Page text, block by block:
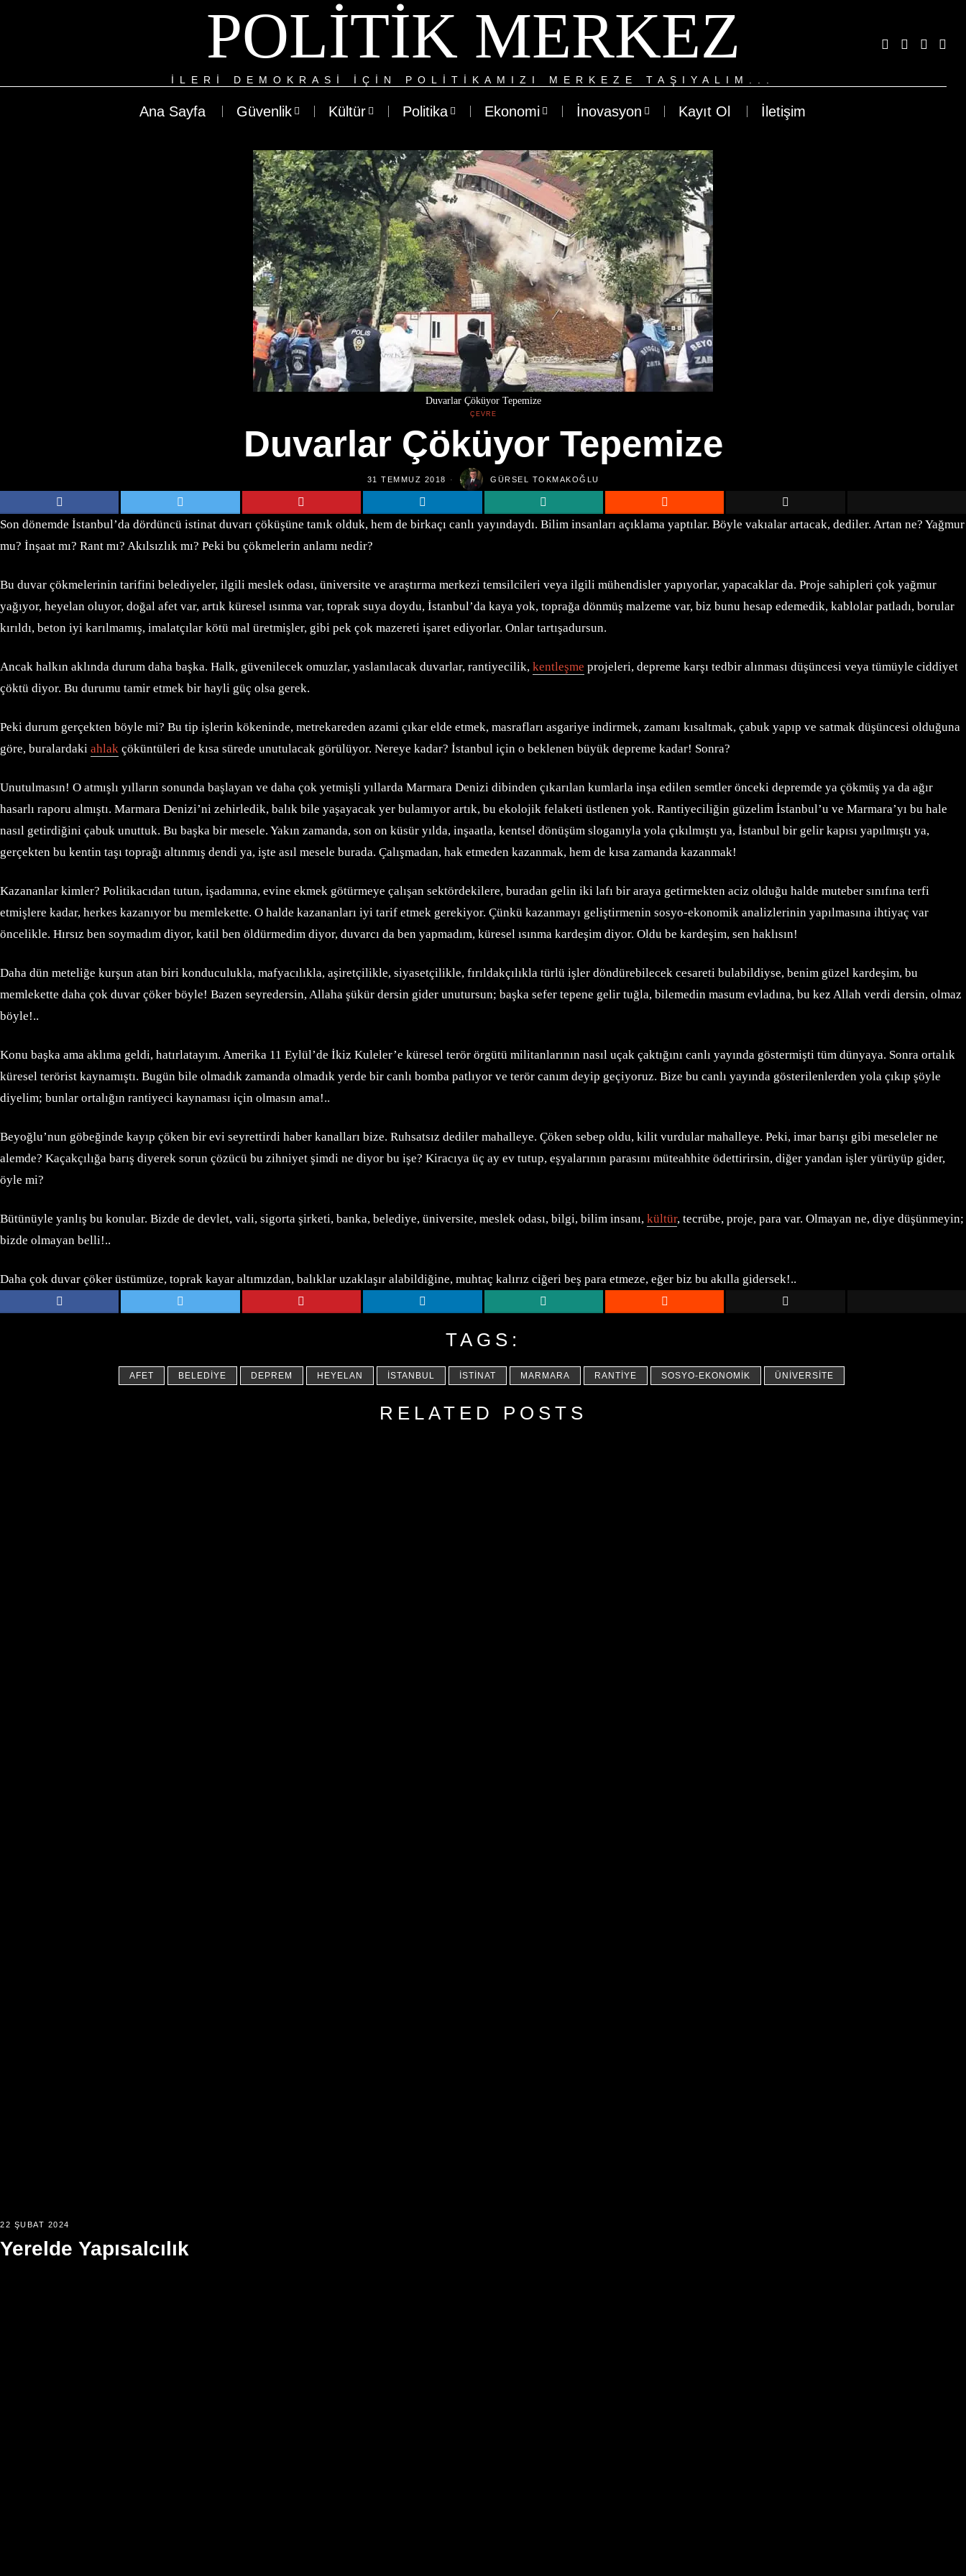
POLITIK MERKEZ
ILERI DEMOKRASI IÇIN POLITIKAMIZI MERKEZE TAŞIYALIM...
Ana Sayfa Güvenlik Kültür Politika Ekonomi İnovasyon Kayıt Ol İletişim
Duvarlar Çöküyor Tepemize
ÇEVRE
Duvarlar Çöküyor Tepemize
31 TEMMUZ 2018 GÜRSEL TOKMAKOĞLU
Son dönemde İstanbul’da dördüncü istinat duvarı çöküşüne tanık olduk, hem de birkaçı canlı yayındaydı. Bilim insanları açıklama yaptılar. Böyle vakıalar artacak, dediler. Artan ne? Yağmur
mu? İnşaat mı? Rant mı? Akılsızlık mı? Peki bu çökmelerin anlamı nedir?
Bu duvar çökmelerinin tarifini belediyeler, ilgili meslek odası, üniversite ve araştırma merkezi temsilcileri veya ilgili mühendisler yapıyorlar, yapacaklar da. Proje sahipleri çok yağmur
yağıyor, heyelan oluyor, doğal afet var, artık küresel ısınma var, toprak suya doydu, İstanbul’da kaya yok, toprağa dönmüş malzeme var, biz bunu hesap edemedik, kablolar patladı, borular
kırıldı, beton iyi karılmamış, imalatçılar kötü mal üretmişler, gibi pek çok mazereti işaret ediyorlar. Onlar tartışadursun.
Ancak halkın aklında durum daha başka. Halk, güvenilecek omuzlar, yaslanılacak duvarlar, rantiyecilik, kentleşme projeleri, depreme karşı tedbir alınması düşüncesi veya tümüyle ciddiyet
çöktü diyor. Bu durumu tamir etmek bir hayli güç olsa gerek.
Peki durum gerçekten böyle mi? Bu tip işlerin kökeninde, metrekareden azami çıkar elde etmek, masrafları asgariye indirmek, zamanı kısaltmak, çabuk yapıp ve satmak düşüncesi olduğuna
göre, buralardaki ahlak çöküntüleri de kısa sürede unutulacak görülüyor. Nereye kadar? İstanbul için o beklenen büyük depreme kadar! Sonra?
Unutulmasın! O atmışlı yılların sonunda başlayan ve daha çok yetmişli yıllarda Marmara Denizi dibinden çıkarılan kumlarla inşa edilen semtler önceki depremde ya çökmüş ya da ağır
hasarlı raporu almıştı. Marmara Denizi’ni zehirledik, balık bile yaşayacak yer bulamıyor artık, bu ekolojik felaketi üstlenen yok. Rantiyeciliğin güzelim İstanbul’u ve Marmara’yı bu hale
nasıl getirdiğini çabuk unuttuk. Bu başka bir mesele. Yakın zamanda, son on küsür yılda, inşaatla, kentsel dönüşüm sloganıyla yola çıkılmıştı ya, İstanbul bir gelir kapısı yapılmıştı ya,
gerçekten bu kentin taşı toprağı altınmış dendi ya, işte asıl mesele burada. Çalışmadan, hak etmeden kazanmak, hem de kısa zamanda kazanmak!
Kazananlar kimler? Politikacıdan tutun, işadamına, evine ekmek götürmeye çalışan sektördekilere, buradan gelin iki lafı bir araya getirmekten aciz olduğu halde muteber sınıfına terfi
etmişlere kadar, herkes kazanıyor bu memlekette. O halde kazananları iyi tarif etmek gerekiyor. Çünkü kazanmayı geliştirmenin sosyo-ekonomik analizlerinin yapılmasına ihtiyaç var
öncelikle. Hırsız ben soymadım diyor, katil ben öldürmedim diyor, duvarcı da ben yapmadım, küresel ısınma kardeşim diyor. Oldu be kardeşim, sen haklısın!
Daha dün meteliğe kurşun atan biri konduculukla, mafyacılıkla, aşiretçilikle, siyasetçilikle, fırıldakçılıkla türlü işler döndürebilecek cesareti bulabildiyse, benim güzel kardeşim, bu
memlekette daha çok duvar çöker böyle! Bazen seyredersin, Allaha şükür dersin gider unutursun; başka sefer tepene gelir tuğla, bilemedin masum evladına, bu kez Allah verdi dersin, olmaz
böyle!..
Konu başka ama aklıma geldi, hatırlatayım. Amerika 11 Eylül’de İkiz Kuleler’e küresel terör örgütü militanlarının nasıl uçak çaktığını canlı yayında göstermişti tüm dünyaya. Sonra ortalık
küresel terörist kaynamıştı. Bugün bile olmadık zamanda olmadık yerde bir canlı bomba patlıyor ve terör canım deyip geçiyoruz. Bize bu canlı yayında gösterilenlerden yola çıkıp şöyle
diyelim; bunlar ortalığın rantiyeci kaynaması için olmasın ama!..
Beyoğlu’nun göbeğinde kayıp çöken bir evi seyrettirdi haber kanalları bize. Ruhsatsız dediler mahalleye. Çöken sebep oldu, kilit vurdular mahalleye. Peki, imar barışı gibi meseleler ne
alemde? Kaçakçılığa barış diyerek sorun çözücü bu zihniyet şimdi ne diyor bu işe? Kiracıya üç ay ev tutup, eşyalarının parasını müteahhite ödettirirsin, diğer yandan işler yürüyüp gider,
öyle mi?
Bütünüyle yanlış bu konular. Bizde de devlet, vali, sigorta şirketi, banka, belediye, üniversite, meslek odası, bilgi, bilim insanı, kültür, tecrübe, proje, para var. Olmayan ne, diye düşünmeyin;
bizde olmayan belli!..
Daha çok duvar çöker üstümüze, toprak kayar altımızdan, balıklar uzaklaşır alabildiğine, muhtaç kalırız ciğeri beş para etmeze, eğer biz bu akılla gidersek!..
TAGS:
AFET BELEDIYE DEPREM HEYELAN İSTANBUL İSTINAT MARMARA RANTIYE SOSYO-EKONOMIK ÜNIVERSITE
RELATED POSTS
22 ŞUBAT 2024
Yerelde Yapısalcılık